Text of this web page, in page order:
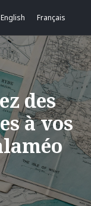
English Français
des
à vos